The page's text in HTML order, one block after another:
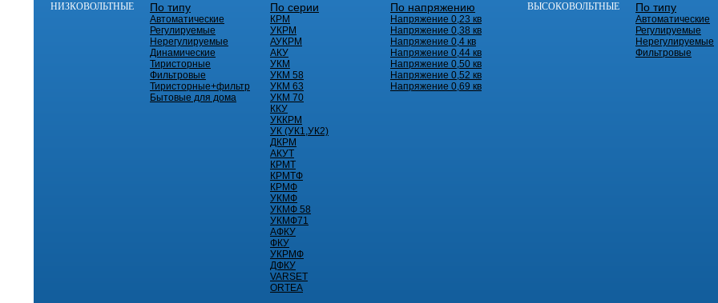
НИЗКОВОЛЬТНЫЕ По типу
Автоматические
Регулируемые
Нерегулируемые
Динамические
Тиристорные
Фильтровые
Тиристорные+фильтр
Бытовые для дома
По серии
КРМ
УКРМ
АУКРМ
АКУ
УКМ
УКМ 58
УКМ 63
УКМ 70
ККУ
УККРМ
УК (УК1,УК2)
ДКРМ
АКУТ
КРМТ
КРМТФ
КРМФ
УКМФ
УКМФ 58
УКМФ71
АФКУ
ФКУ
УКРМФ
ДФКУ
VARSET
ORTEA
По напряжению
Напряжение 0,23 кв
Напряжение 0,38 кв
Напряжение 0,4 кв
Напряжение 0,44 кв
Напряжение 0,50 кв
Напряжение 0,52 кв
Напряжение 0,69 кв
ВЫСОКОВОЛЬТНЫЕ По типу
Автоматические
Регулируемые
Нерегулируемые
Фильтровые